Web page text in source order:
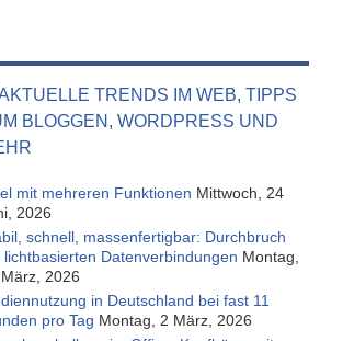
TRENDS IM WEB, TIPPS
BLOGGEN, WORDPRESS UND
mit mehreren Funktionen Mittwoch, 24
2026
schnell, massenfertigbar: Durchbruch
lichtbasierten Datenverbindungen Montag,
2026
in Deutschland bei fast 11
pro Tag Montag, 2 März, 2026